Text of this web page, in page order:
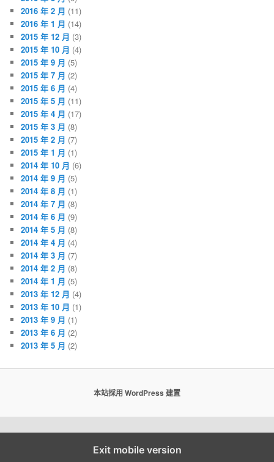
2016 年 2 月 (11)
2016 年 1 月 (14)
2015 年 12 月 (3)
2015 年 10 月 (4)
2015 年 9 月 (5)
2015 年 7 月 (2)
2015 年 6 月 (4)
2015 年 5 月 (11)
2015 年 4 月 (17)
2015 年 3 月 (8)
2015 年 2 月 (7)
2015 年 1 月 (1)
2014 年 10 月 (6)
2014 年 9 月 (5)
2014 年 8 月 (1)
2014 年 7 月 (8)
2014 年 6 月 (9)
2014 年 5 月 (8)
2014 年 4 月 (4)
2014 年 3 月 (7)
2014 年 2 月 (8)
2014 年 1 月 (5)
2013 年 12 月 (4)
2013 年 10 月 (1)
2013 年 9 月 (1)
2013 年 6 月 (2)
2013 年 5 月 (2)
本站採用 WordPress 建置
Exit mobile version